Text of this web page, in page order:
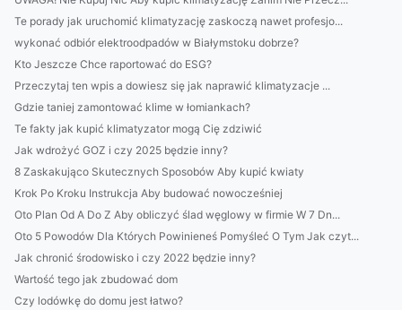
Te porady jak uruchomić klimatyzację zaskoczą nawet profesjo...
wykonać odbiór elektroodpadów w Białymstoku dobrze?
Kto Jeszcze Chce raportować do ESG?
Przeczytaj ten wpis a dowiesz się jak naprawić klimatyzacje ...
Gdzie taniej zamontować klime w łomiankach?
Te fakty jak kupić klimatyzator mogą Cię zdziwić
Jak wdrożyć GOZ i czy 2025 będzie inny?
8 Zaskakująco Skutecznych Sposobów Aby kupić kwiaty
Krok Po Kroku Instrukcja Aby budować nowocześniej
Oto Plan Od A Do Z Aby obliczyć ślad węglowy w firmie W 7 Dn...
Oto 5 Powodów Dla Których Powinieneś Pomyśleć O Tym Jak czyt...
Jak chronić środowisko i czy 2022 będzie inny?
Wartość tego jak zbudować dom
Czy lodówkę do domu jest łatwo?